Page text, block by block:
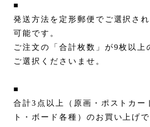
■
発送方法を定形郵便でご選択さ
可能です。
ご注文の「合計枚数」が9枚以上
ご選択くださいませ。
■
合計3点以上（原画・ポストカー
ト・ボード各種）のお買い上げで